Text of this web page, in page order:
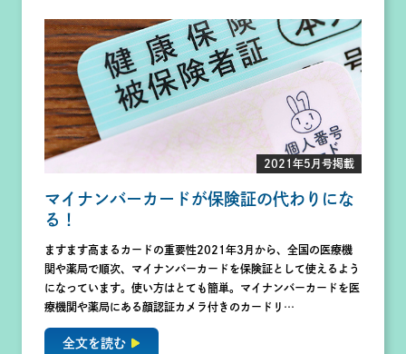
2021年5月号掲載
マイナンバーカードが保険証の代わりにな
る！
ますます高まるカードの重要性2021年3月から、全国の医療機
関や薬局で順次、マイナンバーカードを保険証として使えるよう
になっています。使い方はとても簡単。マイナンバーカードを医
療機関や薬局にある顔認証カメラ付きのカードリ…
全文を読む